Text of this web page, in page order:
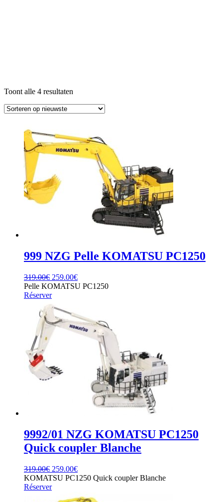
Toont alle 4 resultaten
nieuwste
999 NZG Pelle KOMATSU PC1250
319.00€ Oorspronkelijke
prijs
was:
319.00€.
259.00€Huidige
prijs
Pelle KOMATSU PC1250
Réserver
9992/01 NZG KOMATSU PC1250
Quick coupler Blanche
319.00€ Oorspronkelijke
prijs
was:
319.00€.
259.00€Huidige
prijs
259.00€.
KOMATSU PC1250 Quick coupler Blanche
Réserver